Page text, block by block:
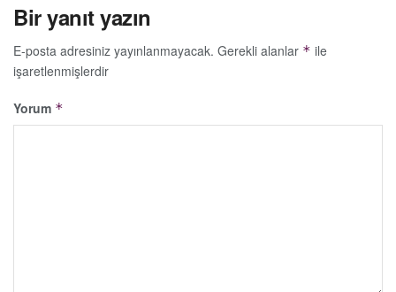
Bir yanıt yazın
E-posta adresiniz yayınlanmayacak. Gerekli alanlar * ile
işaretlenmişlerdir
Yorum *